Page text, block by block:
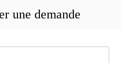
une demande